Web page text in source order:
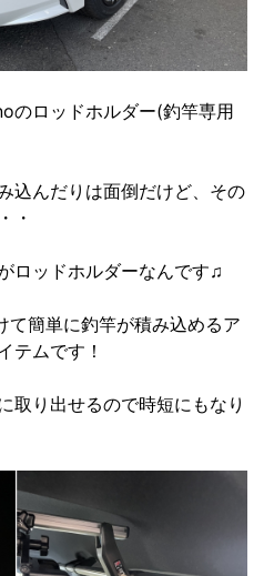
のロッドホルダー(釣竿専用
込んだりは面倒だけど、その
・
ロッドホルダーなんです♫
て簡単に釣竿が積み込めるア
テムです！
取り出せるので時短にもなり